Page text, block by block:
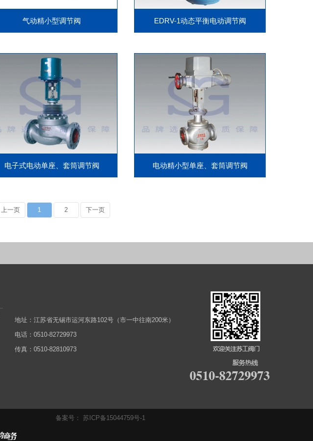
气动精小型调节阀 EDRV-1动态平衡电动调节阀
电子式电动单座、套筒调节阀 电动精小型单座、套筒调节阀
上一页 1 2 下一页
地址：江苏省无锡市运河东路102号（市一中往南200米）
电话：0510-82729973
传真：0510-82810973
Reserved 备案号： 苏ICP备15044759号-1